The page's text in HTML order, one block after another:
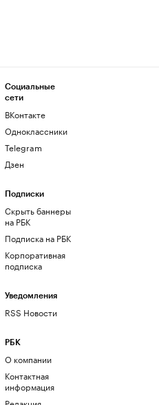
Социальные
сети
ВКонтакте
Одноклассники
Telegram
Дзен
Подписки
Скрыть баннеры
на РБК
Подписка на РБК
Корпоративная
подписка
Уведомления
RSS Новости
РБК
О компании
Контактная
информация